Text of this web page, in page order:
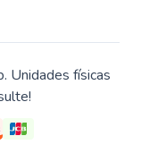
Unidades físicas